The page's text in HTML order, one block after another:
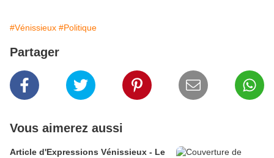
#Vénissieux #Politique
Partager
Vous aimerez aussi
Article d'Expressions Vénissieux - Le